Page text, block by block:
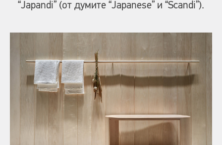
“Japandi” (от думите “Japanese” и “Scandi”).